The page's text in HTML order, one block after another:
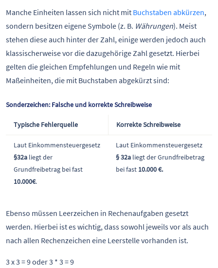
Manche Einheiten lassen sich nicht mit Buchstaben abkürzen,
sondern besitzen eigene Symbole (z. B. Währungen). Meist
stehen diese auch hinter der Zahl, einige werden jedoch auch
klassischerweise vor die dazugehörige Zahl gesetzt. Hierbei
gelten die gleichen Empfehlungen und Regeln wie mit
Maßeinheiten, die mit Buchstaben abgekürzt sind:
Sonderzeichen: Falsche und korrekte Schreibweise
Typische Fehlerquelle Korrekte Schreibweise
Laut Einkommensteuergesetz
§32a liegt der
Grundfreibetrag bei fast
10.000€.
Laut Einkommensteuergesetz
§ 32a liegt der Grundfreibetrag
bei fast 10.000 €.
Ebenso müssen Leerzeichen in Rechenaufgaben gesetzt
werden. Hierbei ist es wichtig, dass sowohl jeweils vor als auch
nach allen Rechenzeichen eine Leerstelle vorhanden ist.
3 x 3 = 9 oder 3 * 3 = 9